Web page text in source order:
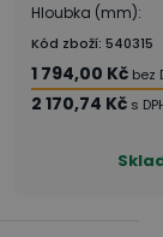
Hloubka (mm):
Kód zboží: 540315
1 794,00 Kč bez
2 170,74 Kč s